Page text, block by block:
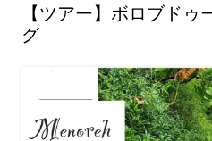
【ツアー】ボロブド
グ